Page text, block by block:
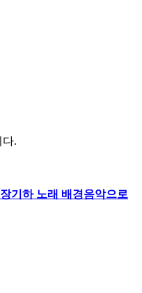
다.
기하 노래 배경음악으로